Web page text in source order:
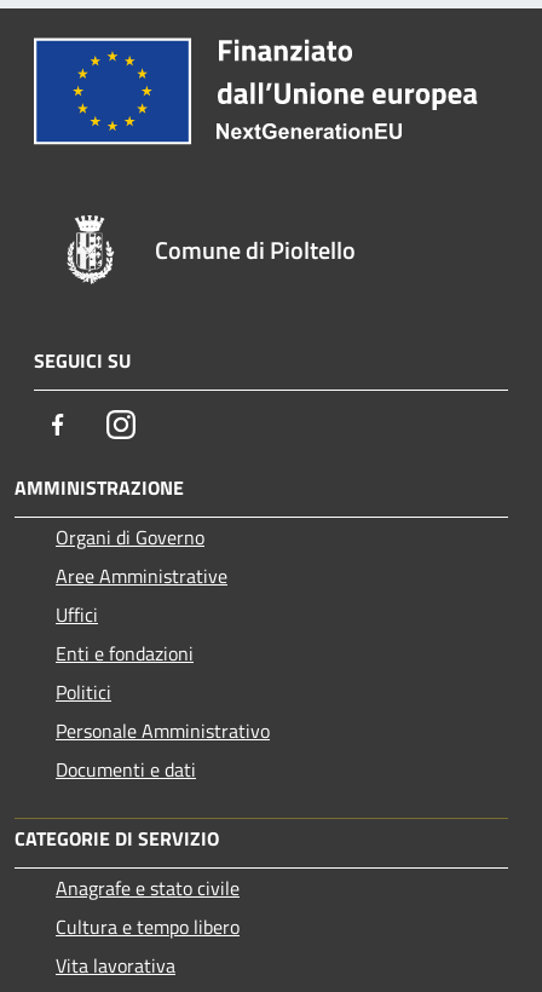
Comune di Pioltello
SEGUICI SU
FacebookInstagram
AMMINISTRAZIONE
Organi di Governo
Aree Amministrative
Uffici
Enti e fondazioni
Politici
Personale Amministrativo
Documenti e dati
CATEGORIE DI SERVIZIO
Anagrafe e stato civile
Cultura e tempo libero
Vita lavorativa